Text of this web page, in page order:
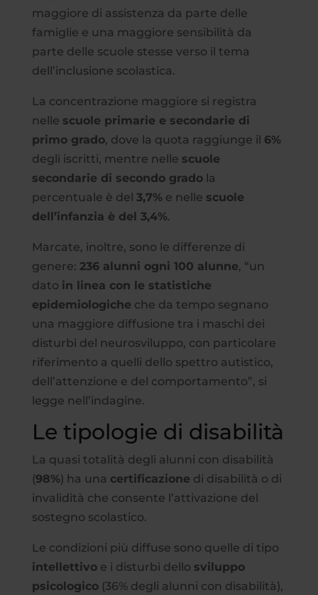
maggiore di assistenza da parte delle
famiglie e una maggiore sensibilità da
parte delle scuole stesse verso il tema
dell’inclusione scolastica.
La concentrazione maggiore si registra
nelle scuole primarie e secondarie di
primo grado, dove la quota raggiunge il 6%
degli iscritti, mentre nelle scuole
secondarie di secondo gradola
percentuale è del 3,7% e nelle scuole
dell’infanzia è del 3,4%.
Marcate, inoltre, sono le differenze di
genere: 236 alunni ogni 100 alunne, “un
dato in linea con le statistiche
epidemiologiche che da tempo segnano
una maggiore diffusione tra i maschi dei
disturbi del neurosviluppo, con particolare
riferimento a quelli dello spettro autistico,
dell’attenzione e del comportamento”, si
legge nell’indagine.
Le tipologie di disabilità
La quasi totalità degli alunni con disabilità
(98%) ha una certificazione di disabilità o di
invalidità che consente l’attivazione del
sostegno scolastico.
Le condizioni più diffuse sono quelle di tipo
intellettivoe i disturbi dello sviluppo
psicologico(36% degli alunni con disabilità),